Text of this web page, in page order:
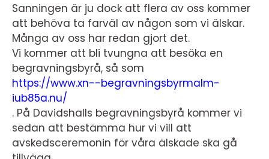
Sanningen är ju dock att flera av oss kommer
att behöva ta farväl av någon som vi älskar.
Många av oss har redan gjort det.
Vi kommer att bli tvungna att besöka en
begravningsbyrå, så som
https://www.xn--begravningsbyrmalm-
iub85a.nu/
. På Davidshalls begravningsbyrå kommer vi
sedan att bestämma hur vi vill att
avskedsceremonin för våra älskade ska gå